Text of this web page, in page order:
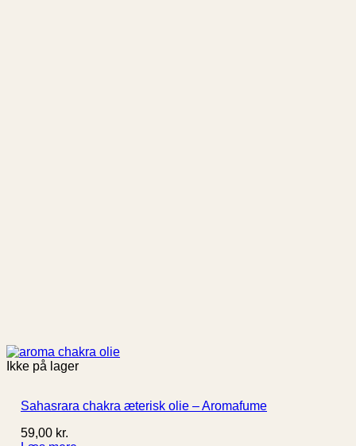
Ikke på lager
Sahasrara chakra æterisk olie – Aromafume
59,00 kr.